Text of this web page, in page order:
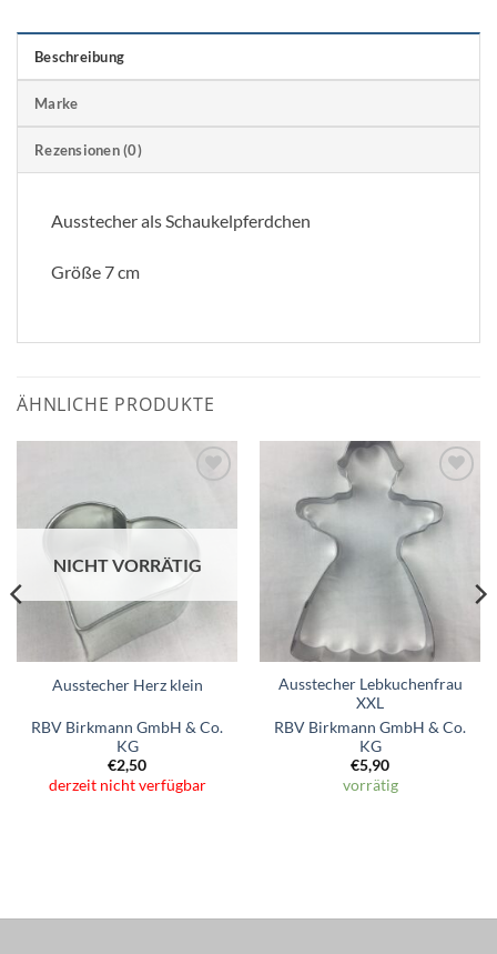
Beschreibung
Marke
Rezensionen (0)
Ausstecher als Schaukelpferdchen
Größe 7 cm
ÄHNLICHE PRODUKTE
hinzufügen
NICHT VORRÄTIG
Ausstecher Herz klein
RBV Birkmann GmbH & Co.
KG
€2,50
derzeit nicht verfügbar
Wunschzettel
hinzufügen
Ausstecher Lebkuchenfrau
XXL
RBV Birkmann GmbH & Co.
KG
€5,90
vorrätig